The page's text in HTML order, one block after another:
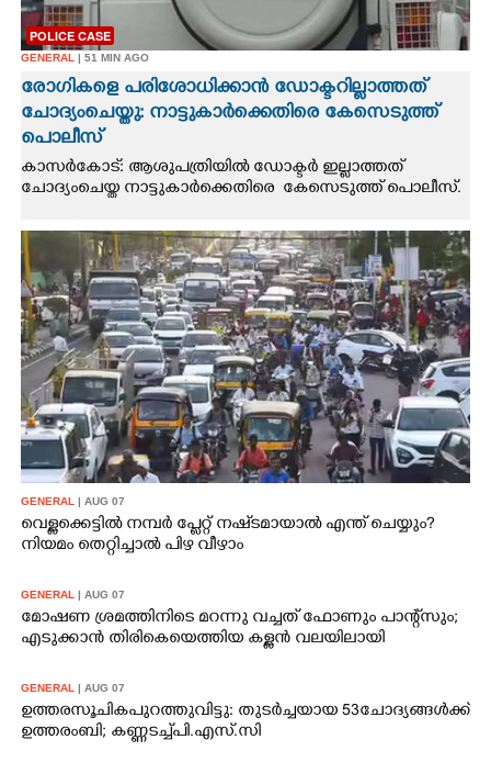
POLICE CASE
GENERAL | 51 MIN AGO
രോഗികളെ പരിശോധിക്കാൻ ഡോക്ടറില്ലാത്തത്
ചോദ്യംചെയ്തു: നാട്ടുകാർക്കെതിരെ കേസെടുത്ത്
പൊലീസ്
കാസർകോട്: ആശുപത്രിയിൽ ഡോക്ടർ ഇല്ലാത്തത്
ചോദ്യംചെയ്ത നാട്ടുകാർക്കെതിരെ കേസെടുത്ത് പൊലീസ്.
GENERAL | AUG 07
വെള്ളക്കെട്ടിൽ നമ്പർ പ്ലേറ്റ് നഷ്‌ടമായാൽ എന്ത് ചെയ്യും?
നിയമം തെറ്റിച്ചാൽ പിഴ വീഴാം
GENERAL | AUG 07
മോഷണ ശ്രമത്തിനിടെ മറന്നു വച്ചത് ഫോണും പാന്റ്സും;
എടുക്കാൻ തിരികെയെത്തിയ കള്ളൻ വലയിലായി
GENERAL | AUG 07
ഉത്തരസൂചിക പുറത്തുവിട്ടു: തുടർച്ചയായ 53 ചോദ്യങ്ങൾക്ക്
ഉത്തരം ബി; കണ്ണടച്ച് പി.എസ്.സി